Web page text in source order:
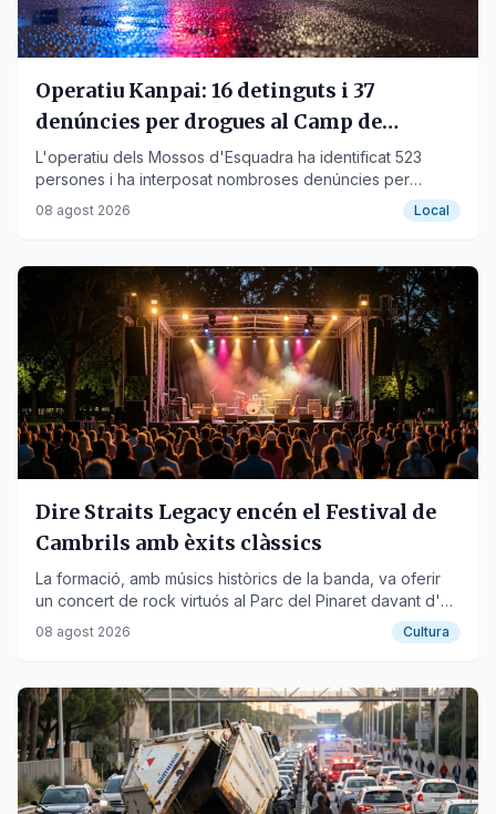
Operatiu Kanpai: 16 detinguts i 37
denúncies per drogues al Camp de
Tarragona
L'operatiu dels Mossos d'Esquadra ha identificat 523
persones i ha interposat nombroses denúncies per
drogues, armes i trànsit.
08 agost 2026 Local
Dire Straits Legacy encén el Festival de
Cambrils amb èxits clàssics
La formació, amb músics històrics de la banda, va oferir
un concert de rock virtuós al Parc del Pinaret davant d'un
públic entregat.
08 agost 2026 Cultura